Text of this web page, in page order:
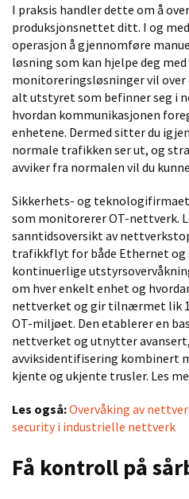
I praksis handler dette om å
produksjonsnettet ditt. I og
operasjon å gjennomføre
løsning som kan hjelpe deg
monitoreringsløsninger vil
alt utstyret som befinner seg i
hvordan kommunikasjonen
enhetene. Dermed sitter du
normale trafikken ser ut, og
avviker fra normalen vil du
Sikkerhets- og
som monitorerer OT-nettverk.
sanntidsoversikt av
trafikkflyt for både Ethernet og
kontinuerlige
om hver enkelt enhet og
nettverket og gir tilnærmet lik
OT-miljøet. Den etablerer en
nettverket og utnytter
avviksidentifisering kombinert
kjente og ukjente trusler. Les
Les også:Overvåking av
security i industrielle nettverk
Få kontroll på